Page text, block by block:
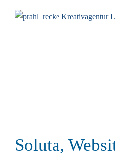
Inhalt
Soluta,